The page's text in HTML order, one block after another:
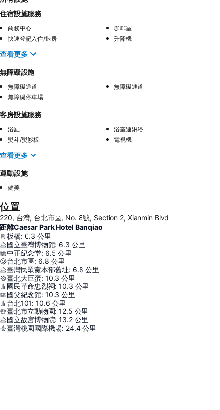
住宿設施服務
商務中心
咖啡室
快速登記入住/退房
升降機
查看更多
無障礙設施
無障礙通道
無障礙通道
無障礙停車場
客房設施服務
浴缸
浴室連淋浴
熨斗/熨衫板
電視機
查看更多
運動設施
健美
位置
220, 台灣, 台北市區, No. 8號, Section 2, Xianmin Blvd
距離Caesar Park Hotel Banqiao
板橋: 0.3 公里
國立臺灣博物館: 6.3 公里
中正紀念堂: 6.5 公里
台北市區: 6.8 公里
臺灣民眾黨本部舊址: 6.8 公里
臺北大巨蛋: 10.3 公里
國民革命忠烈祠: 10.3 公里
國父紀念館: 10.3 公里
台北101: 10.6 公里
臺北市立動物園: 12.5 公里
國立故宮博物院: 13.2 公里
臺灣桃園國際機場: 24.4 公里